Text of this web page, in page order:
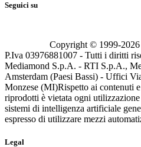
Seguici su
Copyright © 1999-2026
P.Iva 03976881007 - Tutti i diritti
Mediamond S.p.A. - RTI S.p.A.,
Amsterdam (Paesi Bassi) - Uffici
Monzese (MI)Rispetto ai contenuti
riprodotti è vietata ogni
sistemi di intelligenza artificiale
espresso di utilizzare mezzi
Legal